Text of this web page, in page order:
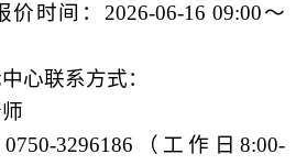
价时间： 2026-06-16 09:00〜
心联系方式：
0750-3296186（工作日8:00-